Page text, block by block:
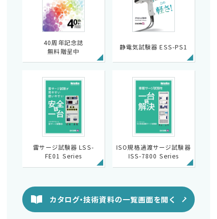
40周年記念誌
無料贈呈中
静電気試験器 ESS-PS1
雷サージ試験器 LSS-
FE01 Series
ISO規格過渡サージ試験器
ISS-7800 Series
カタログ・技術資料の一覧画面を開く